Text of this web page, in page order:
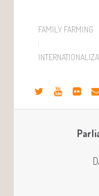
FAMILY FARMING